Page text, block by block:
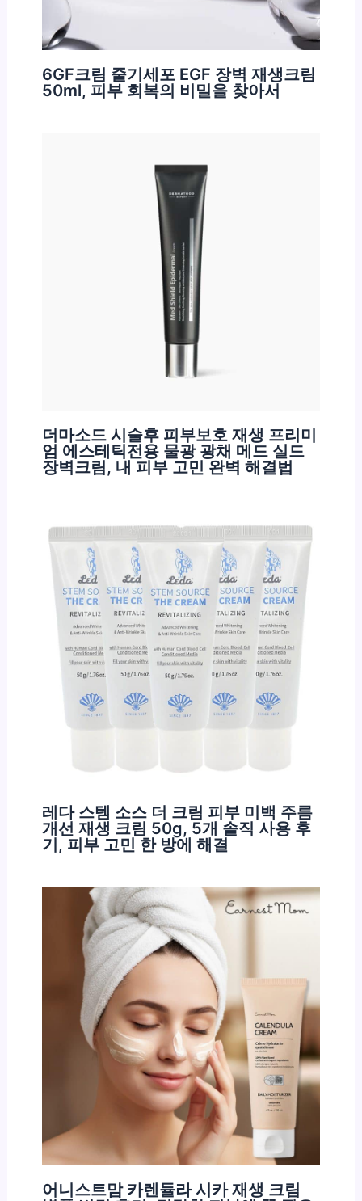
6GF크림 줄기세포 EGF 장벽 재생크림
50ml, 피부 회복의 비밀을 찾아서
더마소드 시술후 피부보호 재생 프리미
엄 에스테틱전용 물광 광채 메드 실드
장벽크림, 내 피부 고민 완벽 해결법
레다 스템 소스 더 크림 피부 미백 주름
개선 재생 크림 50g, 5개 솔직 사용 후
기, 피부 고민 한 방에 해결
어니스트맘 카렌듈라 시카 재생 크림